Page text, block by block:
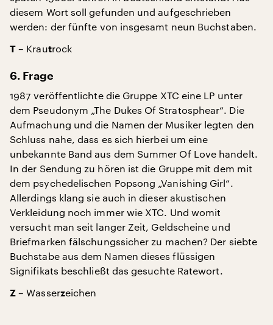
diesem Wort soll gefunden und aufgeschrieben
werden: der fünfte von insgesamt neun Buchstaben.
T – Krautrock
6. Frage
1987 veröffentlichte die Gruppe XTC eine LP unter
dem Pseudonym „The Dukes Of Stratosphear“. Die
Aufmachung und die Namen der Musiker legten den
Schluss nahe, dass es sich hierbei um eine
unbekannte Band aus dem Summer Of Love handelt.
In der Sendung zu hören ist die Gruppe mit dem mit
dem psychedelischen Popsong „Vanishing Girl“.
Allerdings klang sie auch in dieser akustischen
Verkleidung noch immer wie XTC. Und womit
versucht man seit langer Zeit, Geldscheine und
Briefmarken fälschungssicher zu machen? Der siebte
Buchstabe aus dem Namen dieses flüssigen
Signifikats beschließt das gesuchte Ratewort.
Z – Wasserzeichen